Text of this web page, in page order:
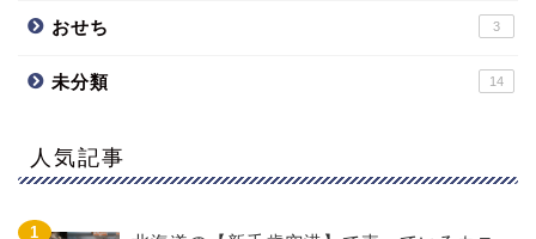
おせち 3
未分類 14
人気記事